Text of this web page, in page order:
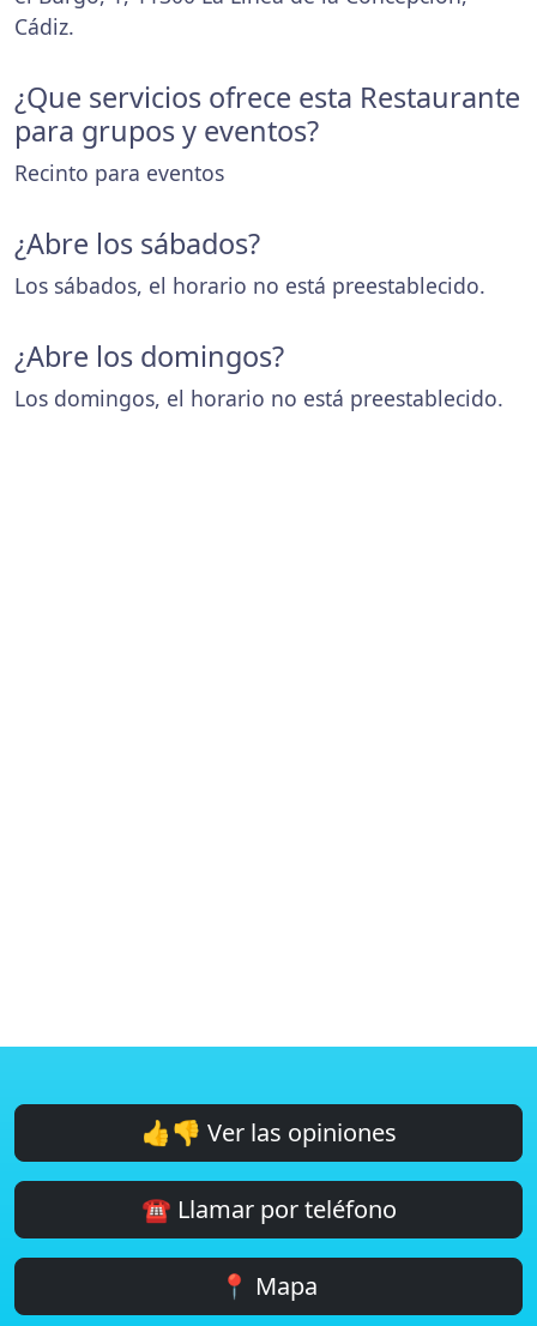
Cádiz.
¿Que servicios ofrece esta Restaurante
para grupos y eventos?
Recinto para eventos
¿Abre los sábados?
Los sábados, el horario no está preestablecido.
¿Abre los domingos?
Los domingos, el horario no está preestablecido.
👍👎 Ver las opiniones
☎️ Llamar por teléfono
📍 Mapa